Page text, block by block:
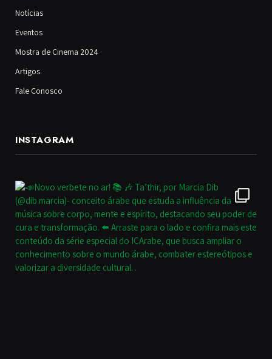
Notícias
Eventos
Mostra de Cinema 2024
Artigos
Fale Conosco
INSTAGRAM